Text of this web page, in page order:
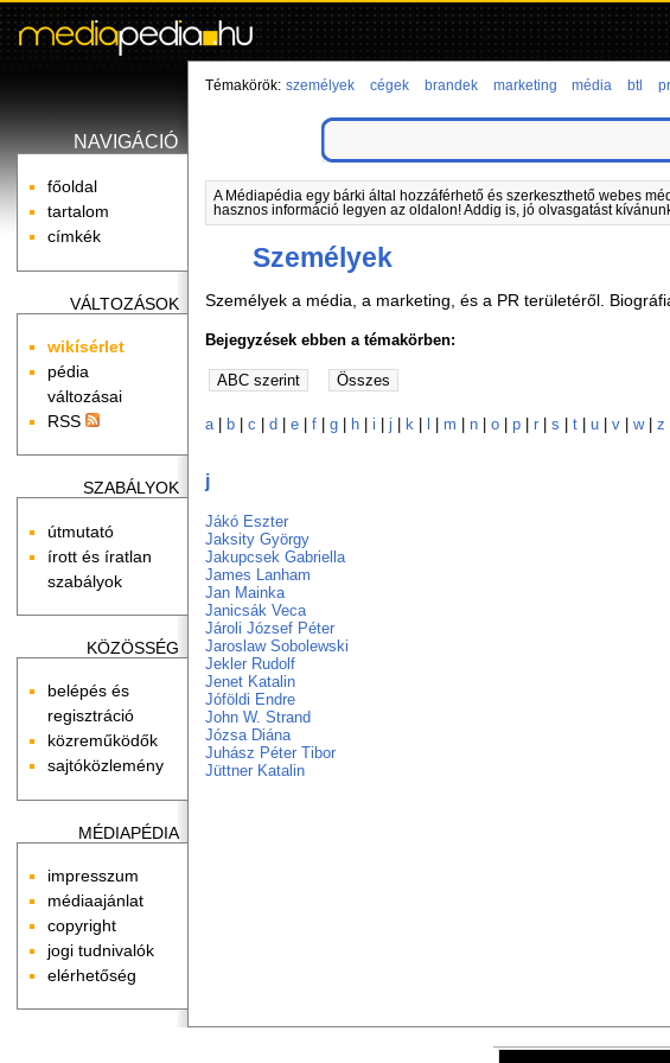
NAVIGÁCIÓ
főoldal
tartalom
címkék
VÁLTOZÁSOK
wikísérlet
pédia
változásai
RSS
SZABÁLYOK
útmutató
írott és íratlan
szabályok
KÖZÖSSÉG
belépés és
regisztráció
közreműködők
sajtóközlemény
MÉDIAPÉDIA
impresszum
médiaajánlat
copyright
jogi tudnivalók
elérhetőség
Témakörök: személyek cégek brandek marketing média btl pr
A Médiapédia egy bárki által hozzáférhető és szerkeszthető webes
hasznos információ legyen az oldalon! Addig is, jó olvasgatást
Személyek
Személyek a média, a marketing, és a PR területéről.
Bejegyzések ebben a témakörben:
a b |c |d |e |f |g h |i |j k |m |n |o |p |r |s |t |u |v |w|z
j
Jákó Eszter
Jaksity György
Jakupcsek Gabriella
James Lanham
Jan Mainka
Janicsák Veca
Jároli József Péter
Jaroslaw Sobolewski
Jekler Rudolf
Jenet Katalin
Jóföldi Endre
John W. Strand
Józsa Diána
Juhász Péter Tibor
Jüttner Katalin